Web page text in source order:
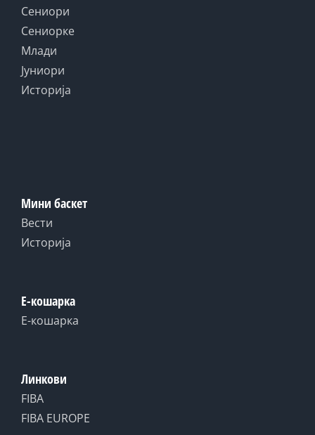
Сениори
Сениорке
Млади
Јуниори
Историја
Мини баскет
Вести
Историја
Е-кошарка
Е-кошарка
Линкови
FIBA
FIBA EUROPE